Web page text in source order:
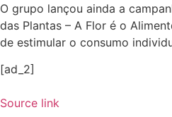
O grupo lançou ainda a
das Plantas – A Flor é o
de estimular o consumo
[ad_2]
Source link